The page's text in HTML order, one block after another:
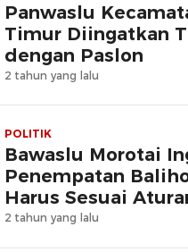
Panwaslu
Timur Diingatkan
dengan Paslon
2 tahun yang lalu
POLITIK
Bawaslu Morotai
Penempatan
Harus Sesuai
2 tahun yang lalu